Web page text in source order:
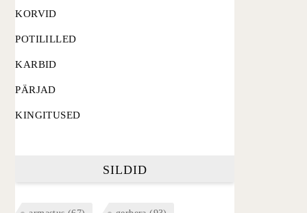
KORVID
POTILILLED
KARBID
PÄRJAD
KINGITUSED
SILDID